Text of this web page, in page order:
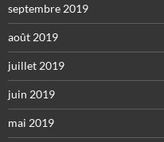
septembre 2019
août 2019
juillet 2019
juin 2019
mai 2019